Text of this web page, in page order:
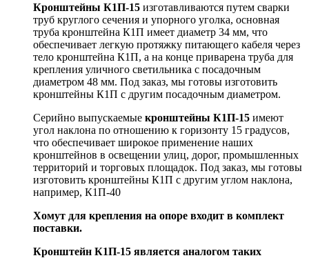
Кронштейны К1П-15 изготавливаются путем сварки
труб круглого сечения и упорного уголка, основная
труба кронштейна К1П имеет диаметр 34 мм, что
обеспечивает легкую протяжку питающего кабеля через
тело кронштейна К1П, а на конце приварена труба для
крепления уличного светильника с посадочным
диаметром 48 мм. Под заказ, мы готовы изготовить
кронштейны К1П с другим посадочным диаметром.
Серийно выпускаемые кронштейны К1П-15 имеют
угол наклона по отношению к горизонту 15 градусов,
что обеспечивает широкое применение наших
кронштейнов в освещении улиц, дорог, промышленных
территорий и торговых площадок. Под заказ, мы готовы
изготовить кронштейны К1П с другим углом наклона,
например, К1П-40
Хомут для крепления на опоре входит в комплект
поставки.
Кронштейн К1П-15 является аналогом таких